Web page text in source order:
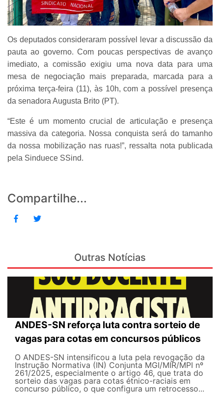
Os deputados consideraram possível levar a discussão da
pauta ao governo. Com poucas perspectivas de avanço
imediato, a comissão exigiu uma nova data para uma
mesa de negociação mais preparada, marcada para a
próxima terça-feira (11), às 10h, com a possível presença
da senadora Augusta Brito (PT).
“Este é um momento crucial de articulação e presença
massiva da categoria. Nossa conquista será do tamanho
da nossa mobilização nas ruas!”, ressalta nota publicada
pela Sinduece SSind.
Compartilhe...
Outras Notícias
ANDES-SN reforça luta contra sorteio de
vagas para cotas em concursos públicos
O ANDES-SN intensificou a luta pela revogação da
Instrução Normativa (IN) Conjunta MGI/MIR/MPI nº
261/2025, especialmente o artigo 46, que trata do
sorteio das vagas para cotas étnico-raciais em
concurso público, o que configura um retrocesso...